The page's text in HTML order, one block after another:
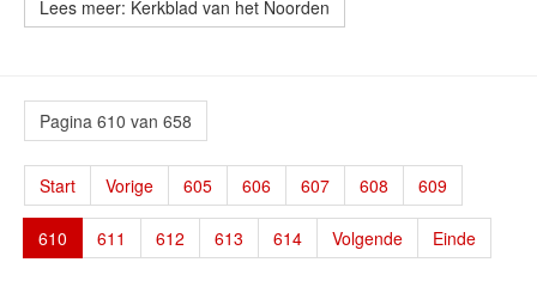
Lees meer: Kerkblad van het Noorden
Pagina 610 van 658
Start Vorige 605 606 607 608 609
610 611 612 613 614 Volgende Einde